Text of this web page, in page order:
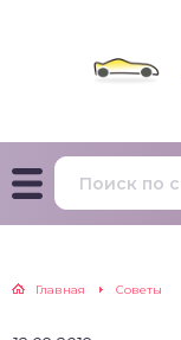
Главная Советы